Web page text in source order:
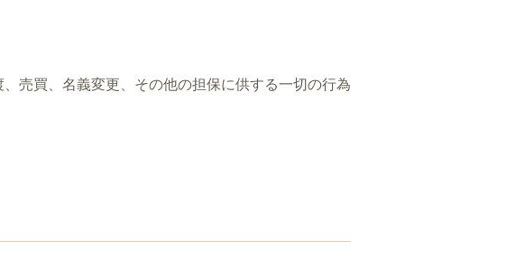
売買、名義変更、その他の担保に供する一切の行為